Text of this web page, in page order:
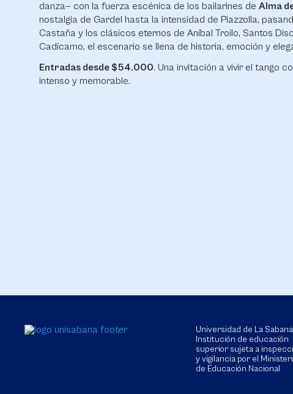
danza— con la fuerza escénica de los bailarines de Alma
nostalgia de Gardel hasta la intensidad de Piazzolla,
Castaña y los clásicos eternos de Aníbal Troilo, Santos
Cadícamo, el escenario se llena de historia, emoción y
Entradas desde $54.000. Una invitación a vivir el tango
intenso y memorable.
Universidad de La Sabana
Institución de educación
superior sujeta a
y vigilancia por el
de Educación Nacional